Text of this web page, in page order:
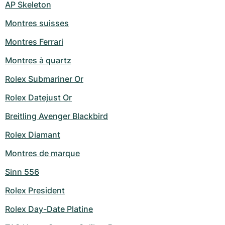
Montres pour femmes
Montres pour femmes
AP Skeleton
Montres suisses
Montres Ferrari
Montres à quartz
Rolex Submariner Or
Rolex Datejust Or
Breitling Avenger Blackbird
Rolex Diamant
Montres de marque
Sinn 556
Rolex President
Rolex Day-Date Platine